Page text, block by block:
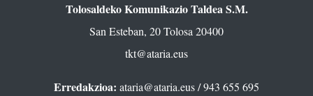
Tolosaldeko Komunikazio Taldea S.M.
San Esteban, 20 Tolosa 20400
tkt@ataria.eus
Erredakzioa: ataria@ataria.eus/ 943 655 695